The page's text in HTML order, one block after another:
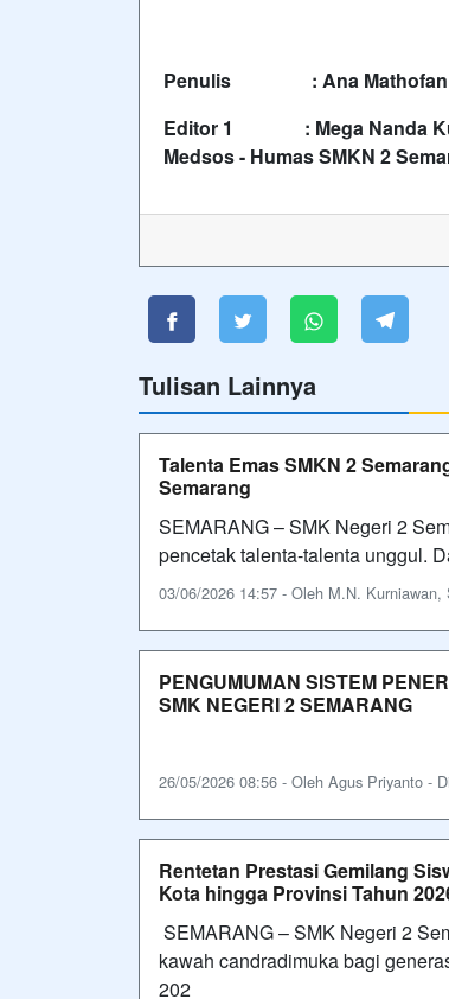
Penulis : Αna Mathofani,
Editor 1 : Mega Nanda
Medsos - Humas SMKN 2
Tulisan Lainnya
Talenta Emas SMKN 2
Semarang
SEMARANG – SMK Negeri 2
pencetak talenta-talenta unggul.
03/06/2026 14:57 - Oleh M.N.
PENGUMUMAN SISTEM
SMK NEGERI 2 SEMARANG
26/05/2026 08:56 - Oleh Agus Priyanto -
Rentetan Prestasi Gemilang
Kota hingga Provinsi Tahun
SEMARANG – SMK Negeri 2
kawah candradimuka bagi
202